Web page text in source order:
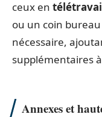
ceux en
ou un coin
nécessaire,
supplémentaires
Annexes et